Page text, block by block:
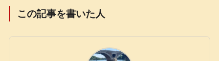
この記事を書いた人